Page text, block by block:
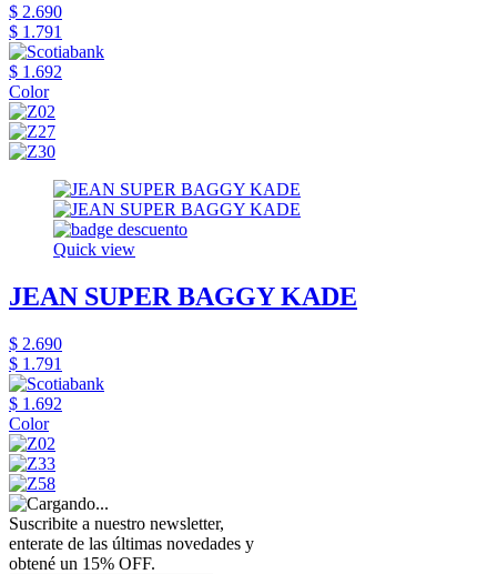
$ 2.690
$ 1.791
$ 1.692
Color
Quick view
JEAN SUPER BAGGY KADE
$ 2.690
$ 1.791
$ 1.692
Color
Suscribite a nuestro newsletter,
enterate de las últimas novedades y
obtené un 15% OFF.